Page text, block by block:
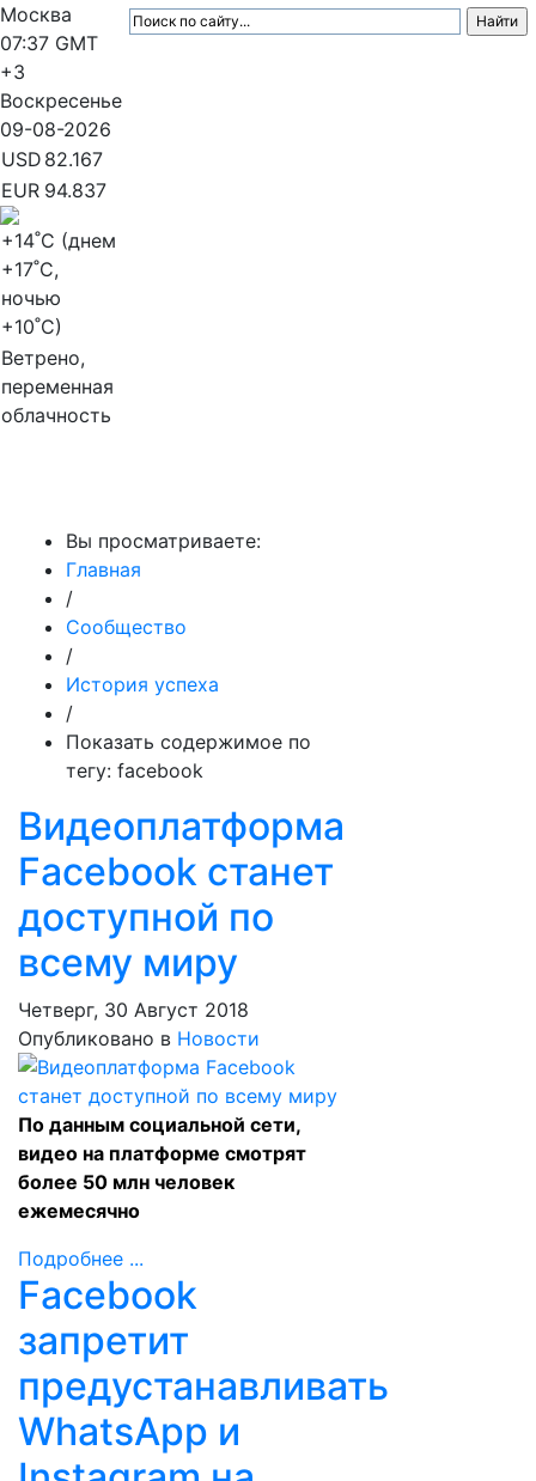
Москва
07:37 GMT
+3
Воскресенье
09-08-2026
USD 82.167
EUR 94.837
+14˚C (днем
+17˚C,
ночью
+10˚C)
Ветрено,
переменная
облачность
Вы просматриваете:
Главная
/
Сообщество
/
История успеха
/
Показать содержимое по
тегу: facebook
Видеоплатформа
Facebook станет
доступной по
всему миру
Четверг, 30 Август 2018
Опубликовано в Новости
По данным социальной сети,
видео на платформе смотрят
более 50 млн человек
ежемесячно
Подробнее ...
Facebook
запретит
предустанавливать
WhatsApp и